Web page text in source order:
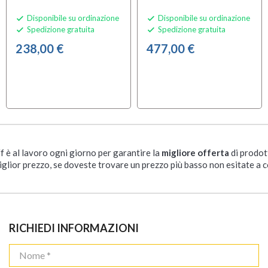
 Disponibile su ordinazione
 Spedizione gratuita
238,00 €
 Disponibile su ordinazione
 Spedizione gratuita
477,00 €
è al lavoro ogni giorno per garantire la migliore offerta di
prezzo, se doveste trovare un prezzo più basso non esitate a
RICHIEDI INFORMAZIONI